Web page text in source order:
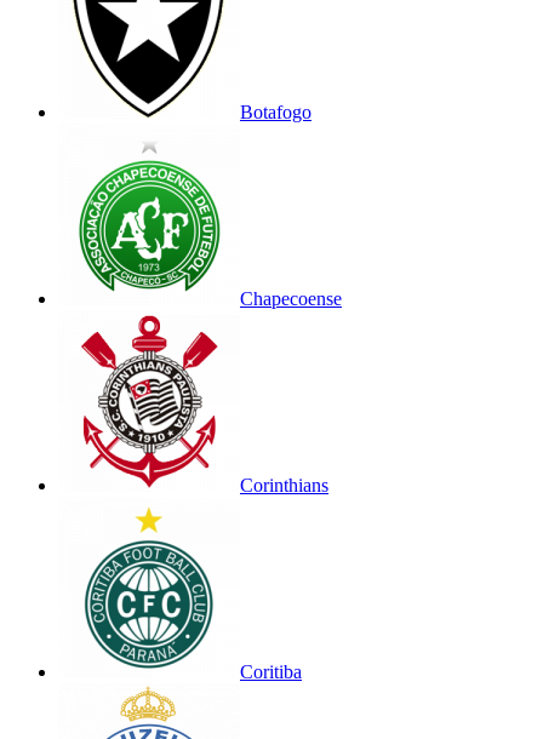
Botafogo
Chapecoense
Corinthians
Coritiba